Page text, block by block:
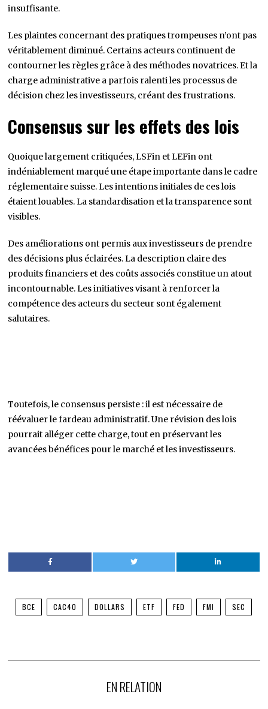
insuffisante.
Les plaintes concernant des pratiques trompeuses n’ont pas
véritablement diminué. Certains acteurs continuent de
contourner les règles grâce à des méthodes novatrices. Et la
charge administrative a parfois ralenti les processus de
décision chez les investisseurs, créant des frustrations.
Consensus sur les effets des lois
Quoique largement critiquées, LSFin et LEFin ont
indéniablement marqué une étape importante dans le cadre
réglementaire suisse. Les intentions initiales de ces lois
étaient louables. La standardisation et la transparence sont
visibles.
Des améliorations ont permis aux investisseurs de prendre
des décisions plus éclairées. La description claire des
produits financiers et des coûts associés constitue un atout
incontournable. Les initiatives visant à renforcer la
compétence des acteurs du secteur sont également
salutaires.
Toutefois, le consensus persiste : il est nécessaire de
réévaluer le fardeau administratif. Une révision des lois
pourrait alléger cette charge, tout en préservant les
avancées bénéfices pour le marché et les investisseurs.
BCE CAC40 DOLLARS ETF FED FMI SEC
EN RELATION